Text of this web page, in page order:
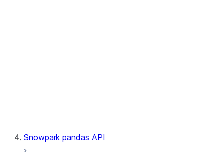
Snowpark pandas API